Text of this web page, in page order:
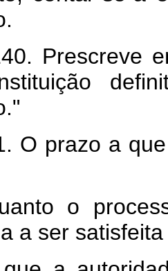
Prescreve
O prazo a
o
a ser